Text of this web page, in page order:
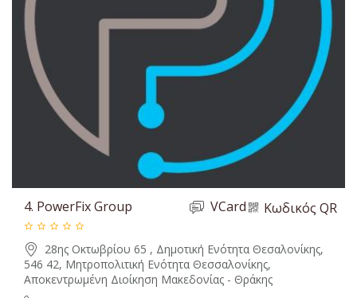
4. PowerFix Group Κωδικός QR
VCard
28ης Οκτωβρίου 65 , Δημοτική Ενότητα Θεσαλονίκης,
546 42, Μητροπολιτική Ενότητα Θεσσαλονίκης,
Αποκεντρωμένη Διοίκηση Μακεδονίας - Θράκης